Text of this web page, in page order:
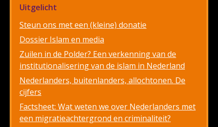
Uitgelicht
Steun ons met een (kleine) donatie
Dossier Islam en media
Zuilen in de Polder? Een verkenning van de
institutionalisering van de islam in Nederland
Nederlanders, buitenlanders, allochtonen. De
cijfers
Factsheet: Wat weten we over Nederlanders met
een migratieachtergrond en criminaliteit?